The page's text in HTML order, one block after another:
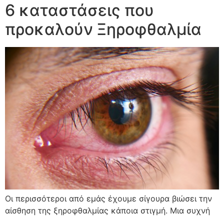
6 καταστάσεις που
προκαλούν Ξηροφθαλμία
Οι περισσότεροι από εμάς έχουμε σίγουρα βιώσει την
αίσθηση της ξηροφθαλμίας κάποια στιγμή. Μια συχνή